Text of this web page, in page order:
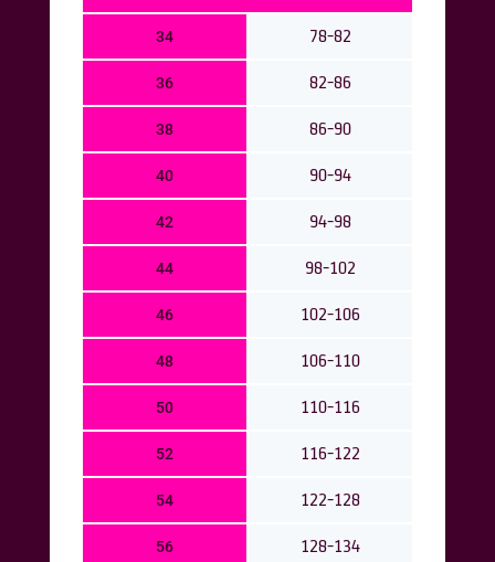
34
36
38
40
42
44
46
48
50
52
54
56
78-82
82-86
86-90
90-94
94-98
98-102
102-106
106-110
110-116
116-122
122-128
128-134